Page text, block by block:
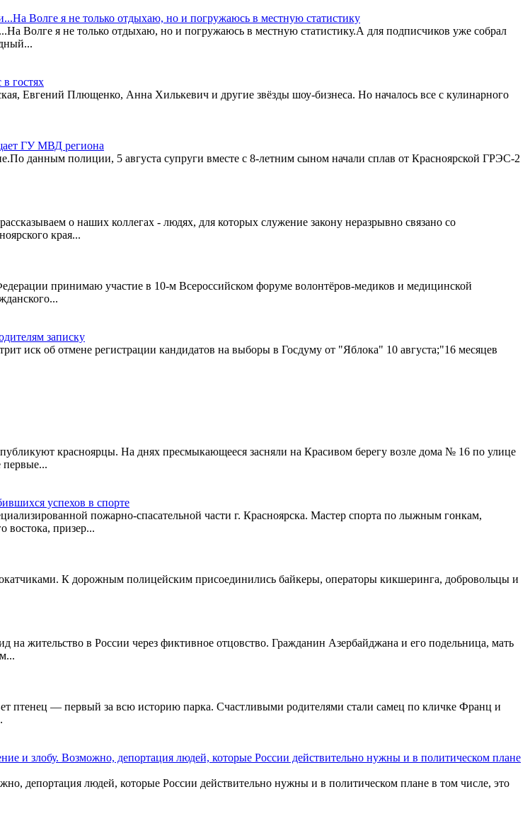
Волге я не только отдыхаю, но и погружаюсь в местную статистику
Волге я не только отдыхаю, но и погружаюсь в местную статистику.А для подписчиков уже собрал
гостях
Евгений Плющенко, Анна Хилькевич и другие звёзды шоу-бизнеса. Но началось все с кулинарного
ГУ МВД региона
данным полиции, 5 августа супруги вместе с 8-летним сыном начали сплав от Красноярской ГРЭС-2
о наших коллегах - людях, для которых служение закону неразрывно связано со
края...
принимаю участие в 10-м Всероссийском форуме волонтёров-медиков и медицинской
записку
иск об отмене регистрации кандидатов на выборы в Госдуму от "Яблока" 10 августа;"16 месяцев
красноярцы. На днях пресмыкающееся засняли на Красивом берегу возле дома № 16 по улице
первые...
успехов в спорте
пожарно-спасательной части г. Красноярска. Мастер спорта по лыжным гонкам,
востока, призер...
К дорожным полицейским присоединились байкеры, операторы кикшеринга, добровольцы и
жительство в России через фиктивное отцовство. Гражданин Азербайджана и его подельница, мать
птенец — первый за всю историю парка. Счастливыми родителями стали самец по кличке Франц и
и злобу. Возможно, депортация людей, которые России действительно нужны и в политическом плане
депортация людей, которые России действительно нужны и в политическом плане в том числе, это